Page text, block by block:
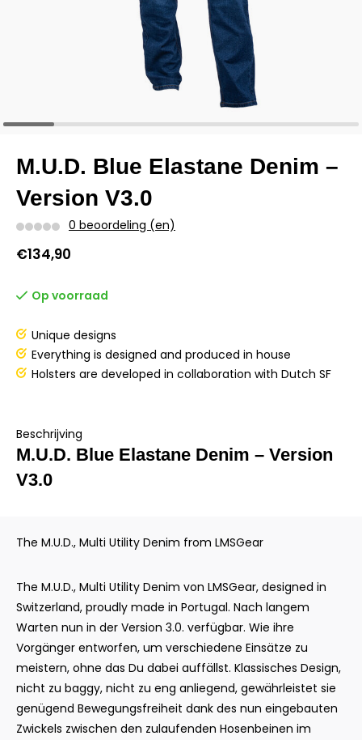
M.U.D. Blue Elastane Denim –
Version V3.0
0 beoordeling (en)
€134,90
Op voorraad
Unique designs
Everything is designed and produced in house
Holsters are developed in collaboration with Dutch SF
Beschrijving
M.U.D. Blue Elastane Denim – Version
V3.0
The M.U.D., Multi Utility Denim from LMSGear
The M.U.D., Multi Utility Denim von LMSGear, designed in
Switzerland, proudly made in Portugal. Nach langem
Warten nun in der Version 3.0. verfügbar. Wie ihre
Vorgänger entworfen, um verschiedene Einsätze zu
meistern, ohne das Du dabei auffällst. Klassisches Design,
nicht zu baggy, nicht zu eng anliegend, gewährleistet sie
genügend Bewegungsfreiheit dank des nun eingebauten
Zwickels zwischen den zulaufenden Hosenbeinen im